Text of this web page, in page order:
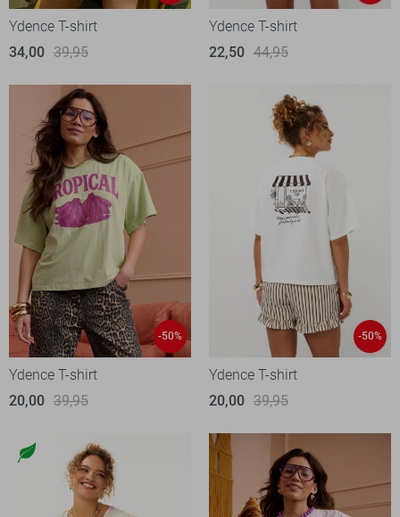
Ydence T-shirt
34,00 39,95
Ydence T-shirt
22,50 44,95
-50%
Ydence T-shirt
20,00 39,95
-50%
Ydence T-shirt
20,00 39,95